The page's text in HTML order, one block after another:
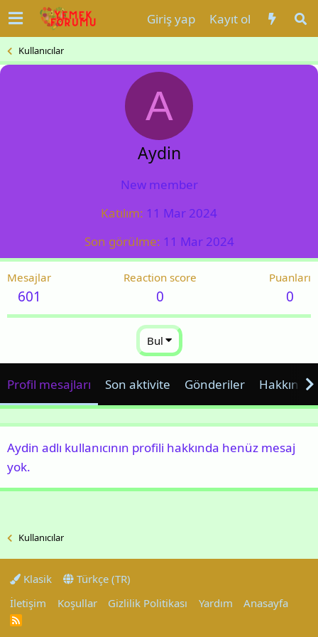
Giriş yap Kayıt ol
Kullanıcılar
A
Aydin
New member
Katılım 11 Mar 2024
Son görülme 11 Mar 2024
Mesajlar
601
Reaction score
0
Puanları
0
Bul
Profil mesajları Son aktivite Gönderiler Hakkında
Aydin adlı kullanıcının profili hakkında henüz mesaj
yok.
Kullanıcılar
Klasik
Türkçe (TR)
İletişim
Koşullar Gizlilik Politikası Yardım Anasayfa
R